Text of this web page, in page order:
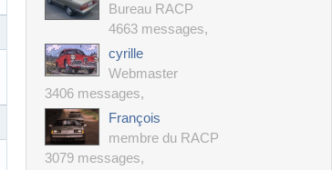
Bureau RACP
4663 messages,
cyrille
Webmaster
3406 messages,
François
membre du RACP
3079 messages,